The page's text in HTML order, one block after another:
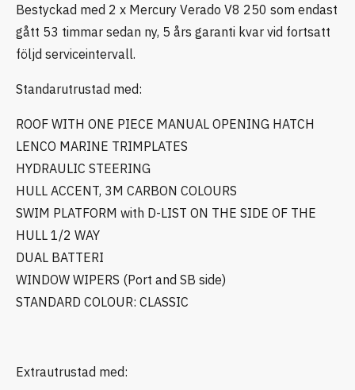
Bestyckad med 2 x Mercury Verado V8 250 som endast
gått 53 timmar sedan ny, 5 års garanti kvar vid fortsatt
följd serviceintervall.
Standarutrustad med:
ROOF WITH ONE PIECE MANUAL OPENING HATCH
LENCO MARINE TRIMPLATES
HYDRAULIC STEERING
HULL ACCENT, 3M CARBON COLOURS
SWIM PLATFORM with D-LIST ON THE SIDE OF THE
HULL 1/2 WAY
DUAL BATTERI
WINDOW WIPERS (Port and SB side)
STANDARD COLOUR: CLASSIC
Extrautrustad med: